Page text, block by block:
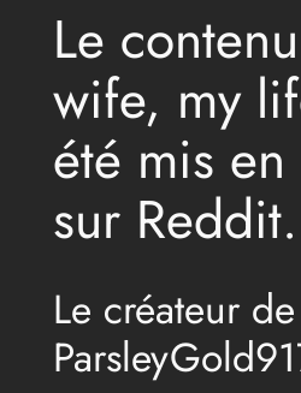
Le
wife, my
été mis
sur Reddit.
Le créateur